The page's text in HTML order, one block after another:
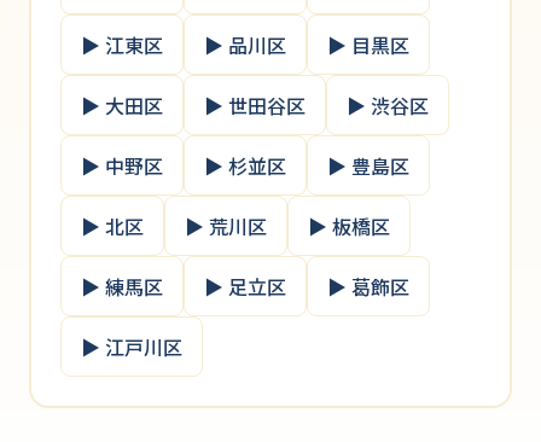
▶ 江東区 ▶ 品川区 ▶ 目黒区
▶ 大田区 ▶ 世田谷区 ▶ 渋谷区
▶ 中野区 ▶ 杉並区 ▶ 豊島区
▶ 北区 ▶ 荒川区 ▶ 板橋区
▶ 練馬区 ▶ 足立区 ▶ 葛飾区
▶ 江戸川区